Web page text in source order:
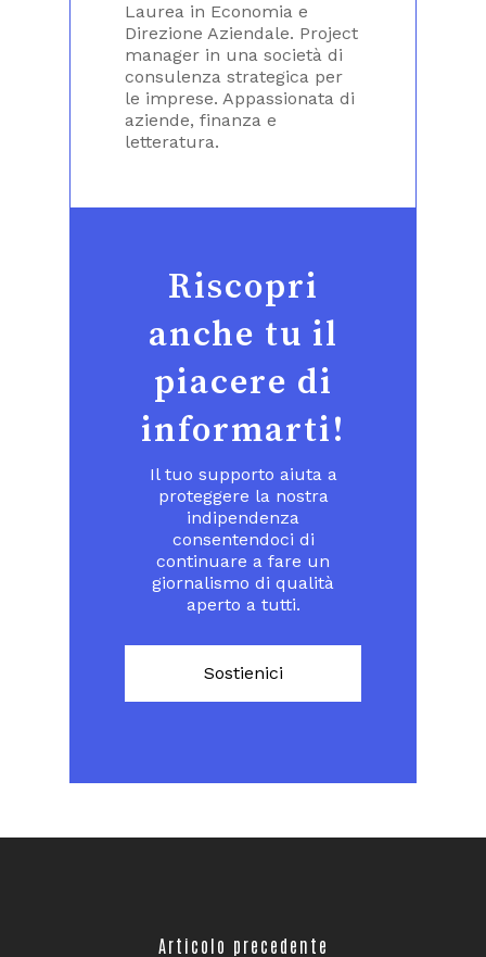
Laurea in Economia e
Direzione Aziendale. Project
manager in una società di
consulenza strategica per
le imprese. Appassionata di
aziende, finanza e
letteratura.
Riscopri
anche tu il
piacere di
informarti!
Il tuo supporto aiuta a
proteggere la nostra
indipendenza
consentendoci di
continuare a fare un
giornalismo di qualità
aperto a tutti.
Sostienici
Articolo precedente